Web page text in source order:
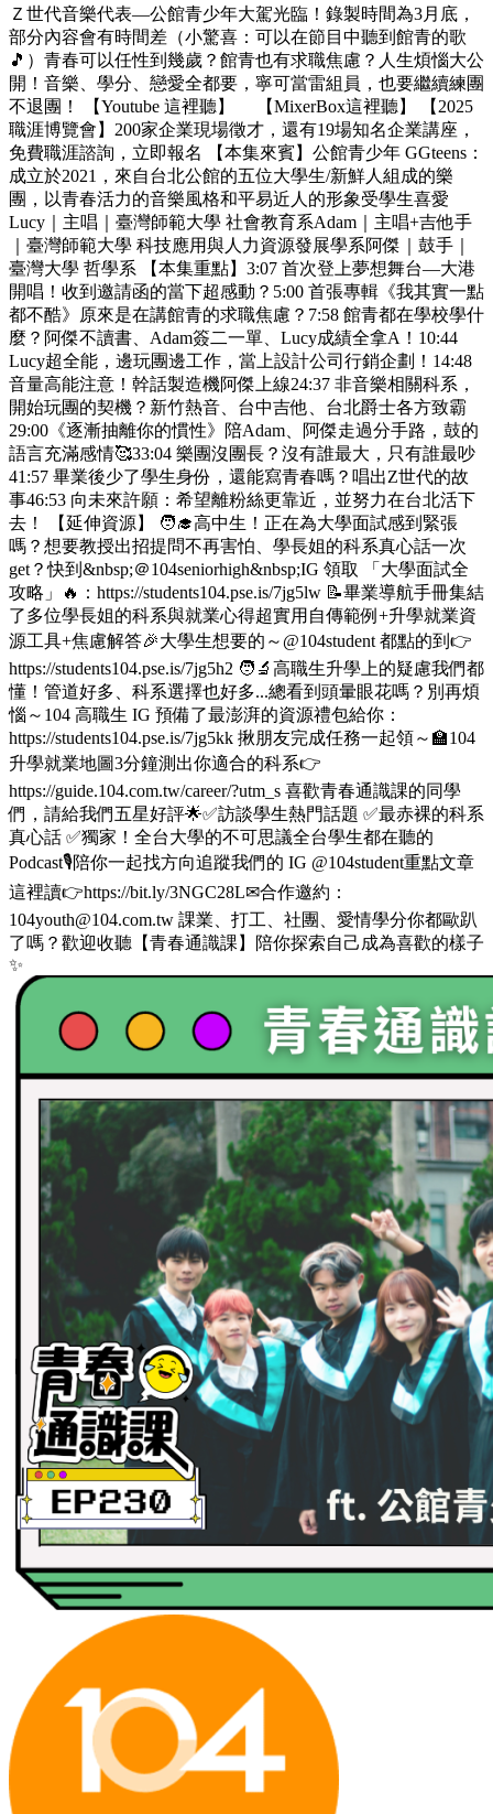
Ｚ世代音樂代表—公館青少年大駕光臨！錄製時間為3月底，
部分內容會有時間差（小驚喜：可以在節目中聽到館青的歌
🎵）青春可以任性到幾歲？館青也有求職焦慮？人生煩惱大公
開！音樂、學分、戀愛全都要，寧可當雷組員，也要繼續練團
不退團！ 【Youtube 這裡聽】 【MixerBox這裡聽】 【2025
職涯博覽會】200家企業現場徵才，還有19場知名企業講座，
免費職涯諮詢，立即報名 【本集來賓】公館青少年 GGteens：
成立於2021，來自台北公館的五位大學生/新鮮人組成的樂
團，以青春活力的音樂風格和平易近人的形象受學生喜愛
Lucy｜主唱｜臺灣師範大學 社會教育系Adam｜主唱+吉他手
｜臺灣師範大學 科技應用與人力資源發展學系阿傑｜鼓手｜
臺灣大學 哲學系 【本集重點】3:07 首次登上夢想舞台—大港
開唱！收到邀請函的當下超感動？5:00 首張專輯《我其實一點
都不酷》原來是在講館青的求職焦慮？7:58 館青都在學校學什
麼？阿傑不讀書、Adam簽二一單、Lucy成績全拿A！10:44
Lucy超全能，邊玩團邊工作，當上設計公司行銷企劃！14:48
音量高能注意！幹話製造機阿傑上線24:37 非音樂相關科系，
開始玩團的契機？新竹熱音、台中吉他、台北爵士各方致霸
29:00《逐漸抽離你的慣性》陪Adam、阿傑走過分手路，鼓的
語言充滿感情🥰33:04 樂團沒團長？沒有誰最大，只有誰最吵
41:57 畢業後少了學生身份，還能寫青春嗎？唱出Z世代的故
事46:53 向未來許願：希望離粉絲更靠近，並努力在台北活下
去！ 【延伸資源】 🧑‍🎓高中生！正在為大學面試感到緊張
嗎？想要教授出招提問不再害怕、學長姐的科系真心話一次
get？快到&nbsp;＠104seniorhigh&nbsp;IG 領取 「大學面試全
攻略」🔥：https://students104.pse.is/7jg5lw 📝畢業導航手冊集結
了多位學長姐的科系與就業心得超實用自傳範例+升學就業資
源工具+焦慮解答🎉大學生想要的～@104student 都點的到👉
https://students104.pse.is/7jg5h2 🧑‍🔬高職生升學上的疑慮我們都
懂！管道好多、科系選擇也好多...總看到頭暈眼花嗎？別再煩
惱～104 高職生 IG 預備了最澎湃的資源禮包給你：
https://students104.pse.is/7jg5kk 揪朋友完成任務一起領～🏫104
升學就業地圖3分鐘測出你適合的科系👉
https://guide.104.com.tw/career/?utm_s 喜歡青春通識課的同學
們，請給我們五星好評🌟✅訪談學生熱門話題 ✅最赤裸的科系
真心話 ✅獨家！全台大學的不可思議全台學生都在聽的
Podcast🎙️陪你一起找方向追蹤我們的 IG @104student重點文章
這裡讀👉https://bit.ly/3NGC28L✉合作邀約：
104youth@104.com.tw 課業、打工、社團、愛情學分你都歐趴
了嗎？歡迎收聽【青春通識課】陪你探索自己成為喜歡的樣子
✨